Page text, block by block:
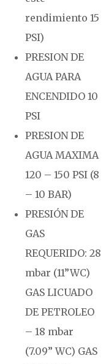
rendimiento 15
PSI)
PRESION DE
AGUA PARA
ENCENDIDO 10
PSI
PRESION DE
AGUA MAXIMA
120 – 150 PSI (8
– 10 BAR)
PRESIÓN DE
GAS
REQUERIDO: 28
mbar (11”WC)
GAS LICUADO
DE PETROLEO
– 18 mbar
(7.09” WC) GAS